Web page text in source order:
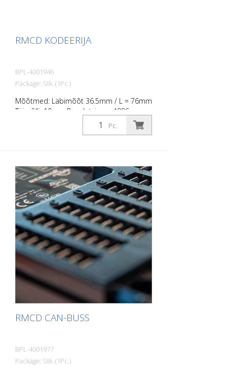
RMCD KODEERIJA
BPL-4001946
Package: Stk. (1Pc.)
Mõõtmed: Läbimõõt 36.5mm / L = 76mm
Täisvõlli: 10mm Resolutsioon: 4096
sammu, r4096 pööret, 24 bit; IP68; IP 69K
Pc.
RMCD CAN-BUSS
BPL-4001977
Package: Stk. (1Pc.)